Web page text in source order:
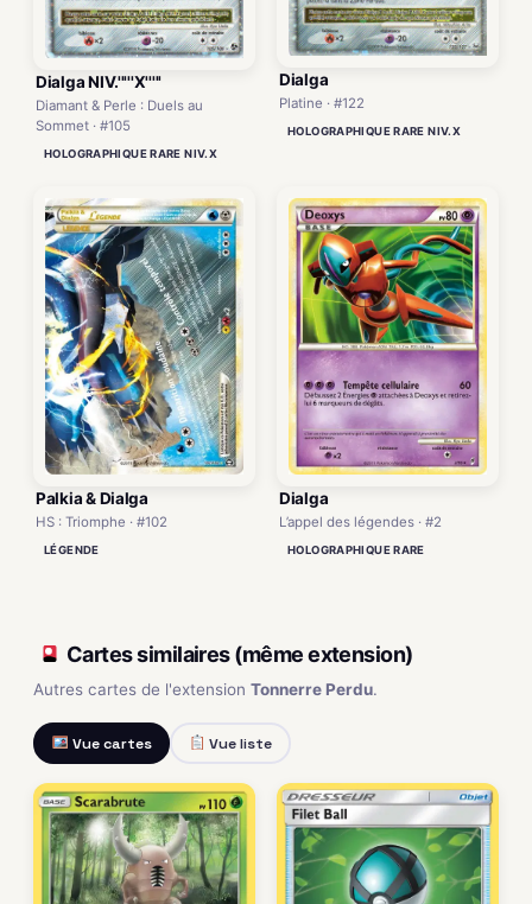
Dialga NIV.'''''X'''''
Diamant & Perle : Duels au
Sommet · #105
HOLOGRAPHIQUE RARE NIV.X
Dialga
Platine · #122
HOLOGRAPHIQUE RARE NIV.X
Palkia & Dialga
HS : Triomphe · #102
LÉGENDE
Dialga
L’appel des légendes · #2
HOLOGRAPHIQUE RARE
Cartes similaires (même extension)
Autres cartes de l'extension Tonnerre Perdu.
Vue cartes Vue liste